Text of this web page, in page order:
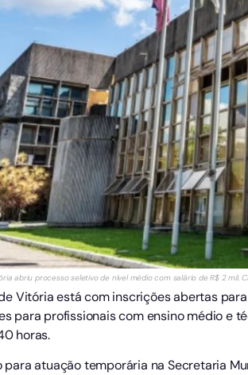
abriu processo seletivo de nível médio com salário de R$ 2 mil.
Vitória está com inscrições abertas
para profissionais com ensino médio e
horas.
para atuação temporária na Secretaria